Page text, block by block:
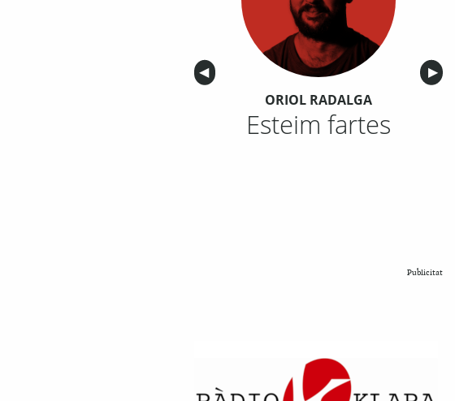
Anterior
◀︎ ▶︎
ORIOL RADALGA
Esteim fartes
Publicitat